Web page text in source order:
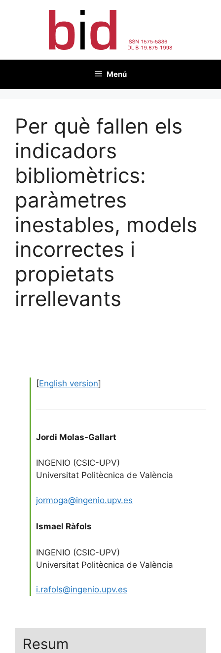
Menú
Per què fallen els
indicadors
bibliomètrics:
paràmetres
inestables, models
incorrectes i
propietats
irrellevants
[English version]
Jordi Molas-Gallart
INGENIO (CSIC-UPV)
Universitat Politècnica de València
jormoga@ingenio.upv.es
Ismael Ràfols
INGENIO (CSIC-UPV)
Universitat Politècnica de València
i.rafols@ingenio.upv.es
Resum